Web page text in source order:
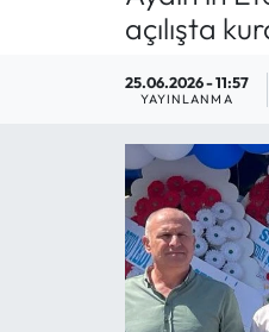
açılışta
25.06.2026 - 11:57
YAYINLANMA
EKONOMİ
GÜNCEL
GÜNDEM
MAGAZİN
SAĞLIK
Tüm Manşetler
Son Dakika Haberleri
Haber Arşivi